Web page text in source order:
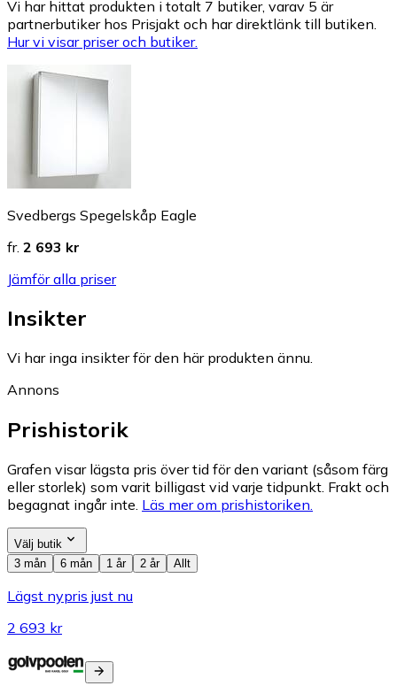
Vi har hittat produkten i totalt 7 butiker, varav 5 är
partnerbutiker hos Prisjakt och har direktlänk till butiken.
Hur vi visar priser och butiker.
Svedbergs Spegelskåp Eagle
fr. 2 693 kr
Jämför alla priser
Insikter
Vi har inga insikter för den här produkten ännu.
Annons
Prishistorik
Grafen visar lägsta pris över tid för den variant (såsom färg
eller storlek) som varit billigast vid varje tidpunkt. Frakt och
begagnat ingår inte. Läs mer om prishistoriken.
Välj butik
3 mån
6 mån 1 år 2 år Allt
Lägst nypris just nu
2 693 kr